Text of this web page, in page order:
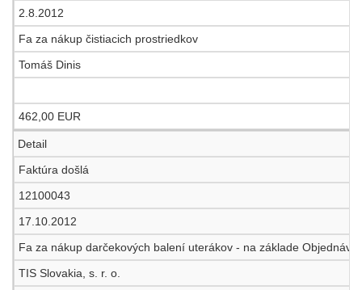
2.8.2012
Fa za nákup čistiacich prostriedkov
Tomáš Dinis
462,00 EUR
Detail
Faktúra došlá
12100043
17.10.2012
Fa za nákup darčekových balení uterákov - na základe
TIS Slovakia, s. r. o.